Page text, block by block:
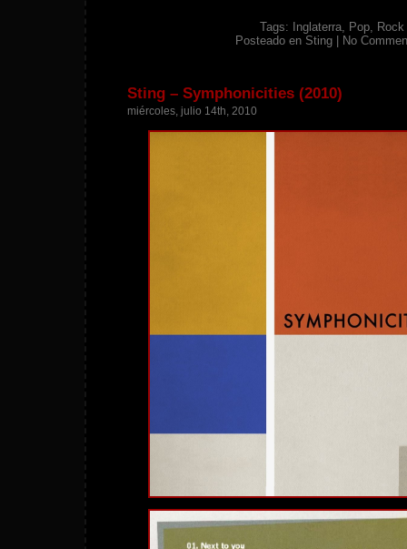
Tags: Inglaterra, Pop, Rock
Posteado en Sting No
Sting – Symphonicities (2010)
miércoles, julio 14th, 2010